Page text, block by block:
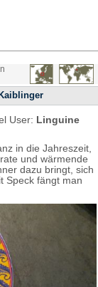
User: Linguine
in die Jahreszeit,
und wärmende
dazu bringt, sich
Speck fängt man